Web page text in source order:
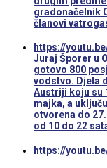
gradonačelnik
članovi
https://
Juraj Šporer u
gotovo 800
vodstvo. Djela
Austriji koju su
majka, a
otvorena do
od 10 do 22
https://